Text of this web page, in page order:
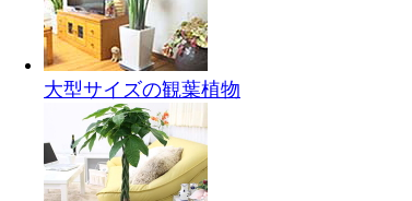
大型サイズの観葉植物